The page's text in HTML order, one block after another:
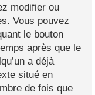
modifier ou
Vous pouvez
le bouton
après que le
a déjà
situé en
de fois que